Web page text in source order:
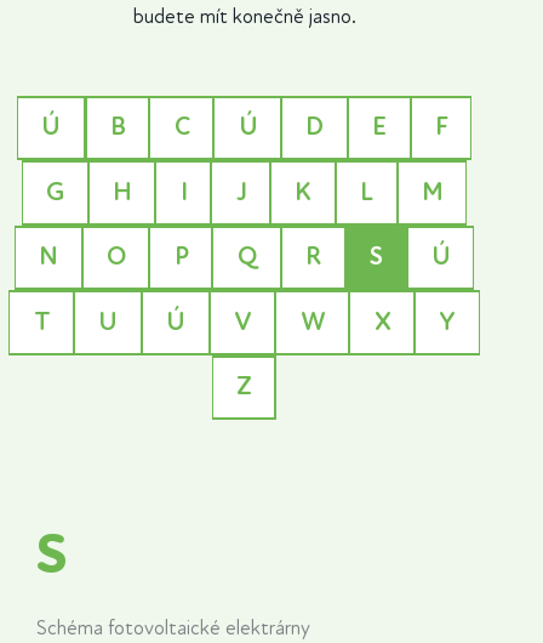
budete mít konečně jasno.
Ú B C Ú D E F
G H I J K L M
N O P Q R S Ú
T U Ú V W X Y
Z
S
Schéma fotovoltaické elektrárny